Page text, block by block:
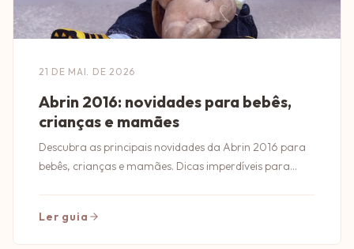
21 DE MAI. DE 2026
Abrin 2016: novidades para bebês,
crianças e mamães
Descubra as principais novidades da Abrin 2016 para
bebês, crianças e mamães. Dicas imperdíveis para
Ler guia